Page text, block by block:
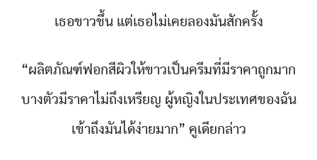
เธอขาวขึ้น แต่เธอไม่เคยลองมันสักครั้ง
“ผลิตภัณฑ์ฟอกสีผิวให้ขาวเป็นครีมที่มีราคาถูกมาก
บางตัวมีราคาไม่ถึงเหรียญ ผู้หญิงในประเทศของฉัน
เข้าถึงมันได้ง่ายมาก” คูเดียกล่าว